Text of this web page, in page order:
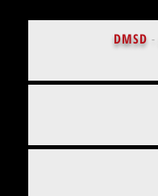
DMSD -